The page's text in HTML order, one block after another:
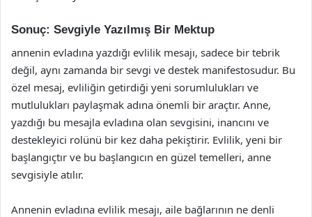
Sonuç: Sevgiyle Yazılmış Bir Mektup
annenin evladına yazdığı evlilik mesajı, sadece bir tebrik
değil, aynı zamanda bir sevgi ve destek manifestosudur. Bu
özel mesaj, evliliğin getirdiği yeni sorumlulukları ve
mutlulukları paylaşmak adına önemli bir araçtır. Anne,
yazdığı bu mesajla evladına olan sevgisini, inancını ve
destekleyici rolünü bir kez daha pekiştirir. Evlilik, yeni bir
başlangıçtır ve bu başlangıcın en güzel temelleri, anne
sevgisiyle atılır.
Annenin evladına evlilik mesajı, aile bağlarının ne denli